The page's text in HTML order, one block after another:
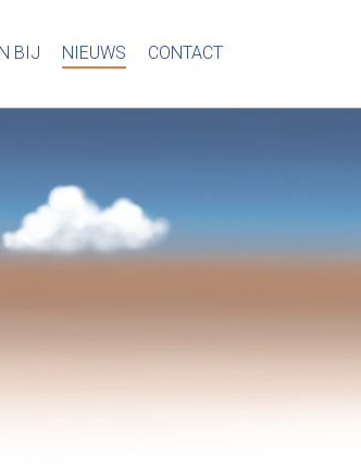
BIJ NIEUWS CONTACT